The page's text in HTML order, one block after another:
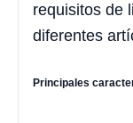
requisitos de
diferentes
Principales